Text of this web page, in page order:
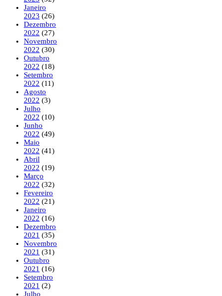
Janeiro
2023 (26)
Dezembro
2022 (27)
Novembro
2022 (30)
Outubro
2022 (18)
Setembro
2022 (11)
Agosto
2022 (3)
Julho
2022 (10)
Junho
2022 (49)
Maio
2022 (41)
Abril
2022 (19)
Março
2022 (32)
Fevereiro
2022 (21)
Janeiro
2022 (16)
Dezembro
2021 (35)
Novembro
2021 (31)
Outubro
2021 (16)
Setembro
2021 (2)
Julho